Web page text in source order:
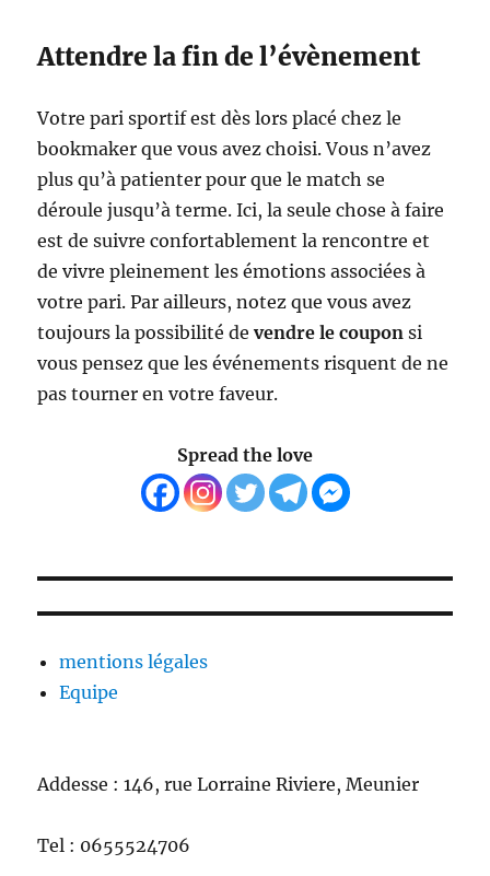
Attendre la fin de l’évènement
Votre pari sportif est dès lors placé chez le
bookmaker que vous avez choisi. Vous n’avez
plus qu’à patienter pour que le match se
déroule jusqu’à terme. Ici, la seule chose à faire
est de suivre confortablement la rencontre et
de vivre pleinement les émotions associées à
votre pari. Par ailleurs, notez que vous avez
toujours la possibilité de vendre le coupon si
vous pensez que les événements risquent de ne
pas tourner en votre faveur.
Spread the love
mentions légales
Equipe
Addesse : 146, rue Lorraine Riviere, Meunier
Tel : 0655524706